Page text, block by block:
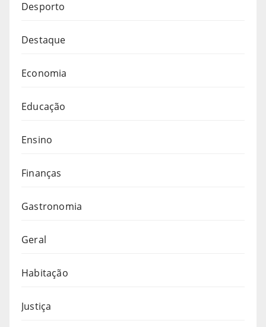
Desporto
Destaque
Economia
Educação
Ensino
Finanças
Gastronomia
Geral
Habitação
Justiça